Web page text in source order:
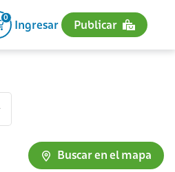
0
Ingresar Publicar
Buscar en el mapa